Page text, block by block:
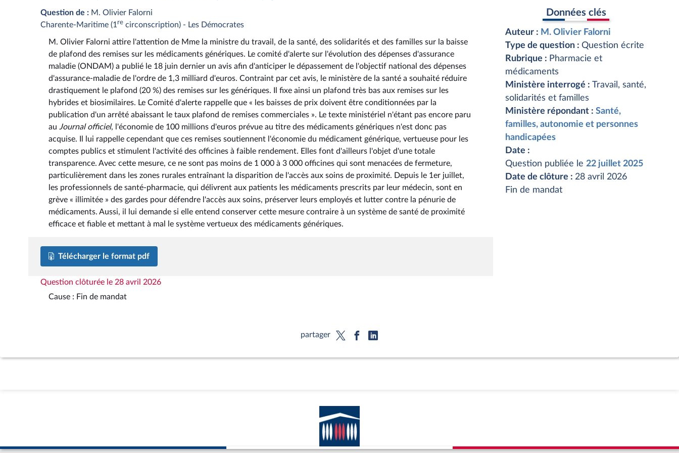
Question de : M. Olivier Falorni
Charente-Maritime (1 re circonscription) - Les Démocrates
M. Olivier Falorni attire l'attention de Mme la ministre du travail, de la santé, des solidarités et des familles sur la baisse
de plafond des remises sur les médicaments génériques. Le comité d'alerte sur l'évolution des dépenses d'assurance
maladie (ONDAM) a publié le 18 juin dernier un avis afin d'anticiper le dépassement de l'objectif national des dépenses
d'assurance-maladie de l'ordre de 1,3 milliard d'euros. Contraint par cet avis, le ministère de la santé a souhaité réduire
drastiquement le plafond (20 %) des remises sur les génériques. Il fixe ainsi un plafond très bas aux remises sur les
hybrides et biosimilaires. Le Comité d'alerte rappelle que « les baisses de prix doivent être conditionnées par la
publication d'un arrêté abaissant le taux plafond de remises commerciales ». Le texte ministériel n'étant pas encore paru
au Journal officiel, l'économie de 100 millions d'euros prévue au titre des médicaments génériques n'est donc pas
acquise. Il lui rappelle cependant que ces remises soutiennent l'économie du médicament générique, vertueuse pour les
comptes publics et stimulent l'activité des officines à faible rendement. Elles font d'ailleurs l'objet d'une totale
transparence. Avec cette mesure, ce ne sont pas moins de 1 000 à 3 000 officines qui sont menacées de fermeture,
particulièrement dans les zones rurales entraînant la disparition de l'accès aux soins de proximité. Depuis le 1er juillet,
les professionnels de santé-pharmacie, qui délivrent aux patients les médicaments prescrits par leur médecin, sont en
grève « illimitée » des gardes pour défendre l'accès aux soins, préserver leurs employés et lutter contre la pénurie de
médicaments. Aussi, il lui demande si elle entend conserver cette mesure contraire à un système de santé de proximité
efficace et fiable et mettant à mal le système vertueux des médicaments génériques.
Télécharger le format pdf
Question clôturée le 28 avril 2026
Cause : Fin de mandat
Données clés
Auteur : M. Olivier Falorni
Type de question : Question écrite
Rubrique : Pharmacie et
médicaments
Ministère interrogé : Travail, santé,
solidarités et familles
Ministère répondant : Santé,
familles, autonomie et personnes
handicapées
Date :
Question publiée le 22 juillet 2025
Date de clôture : 28 avril 2026
Fin de mandat
partager